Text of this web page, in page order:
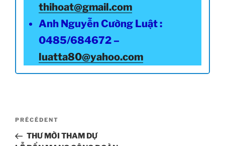
thihoat@gmail.com
Anh Nguyễn Cường Luật :
0485/684672 –
luatta80@yahoo.com
Navigation
l’article
Article
précédent
PRÉCÉDENT
THƯ MỜI THAM DỰ